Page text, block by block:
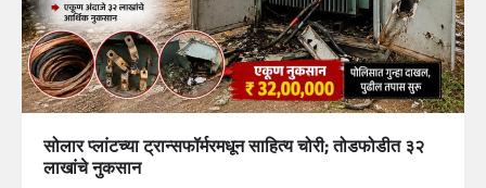
सोलार प्लांटच्या ट्रान्सफॉर्मरमधून साहित्य चोरी; तोडफोडीत ३२
लाखांचे नुकसान